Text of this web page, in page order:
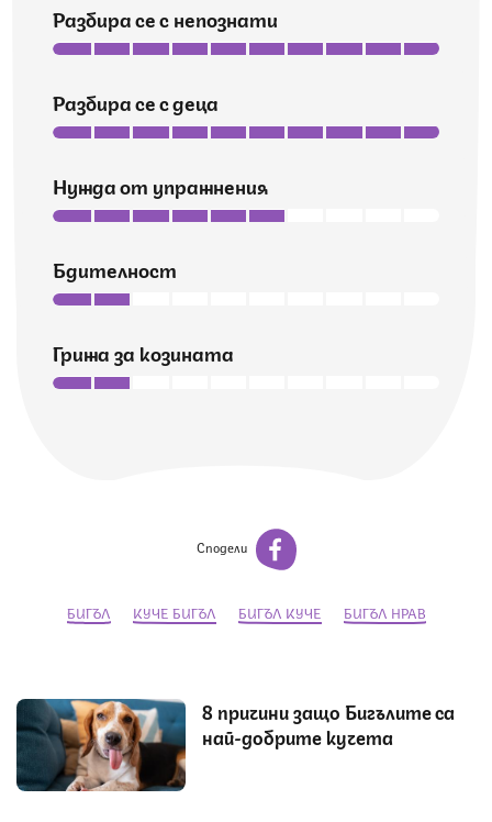
Разбира се с непознати
Разбира се с деца
Нужда от упражнения
Бдителност
Грижа за козината
Сподели
БИГЪЛ КУЧЕ БИГЪЛ БИГЪЛ КУЧЕ БИГЪЛ НРАВ
8 причини защо Бигълите са
най-добрите кучета